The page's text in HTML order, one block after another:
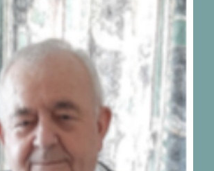
de monsieur
Peetermans
28.07.2026